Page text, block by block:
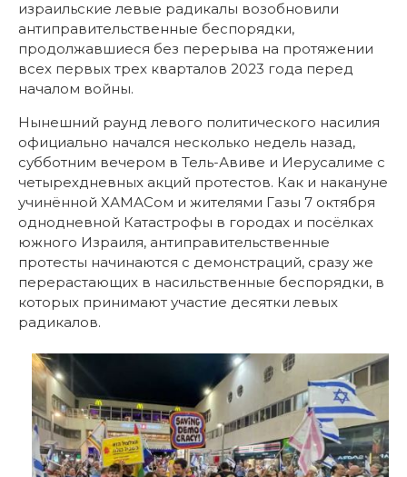
израильские левые радикалы возобновили
антиправительственные беспорядки,
продолжавшиеся без перерыва на протяжении
всех первых трех кварталов 2023 года перед
началом войны.
Нынешний раунд левого политического насилия
официально начался несколько недель назад,
субботним вечером в Тель-Авиве и Иерусалиме с
четырехдневных акций протестов. Как и накануне
учинённой ХАМАСом и жителями Газы 7 октября
однодневной Катастрофы в городах и посёлках
южного Израиля, антиправительственные
протесты начинаются с демонстраций, сразу же
перерастающих в насильственные беспорядки, в
которых принимают участие десятки левых
радикалов.